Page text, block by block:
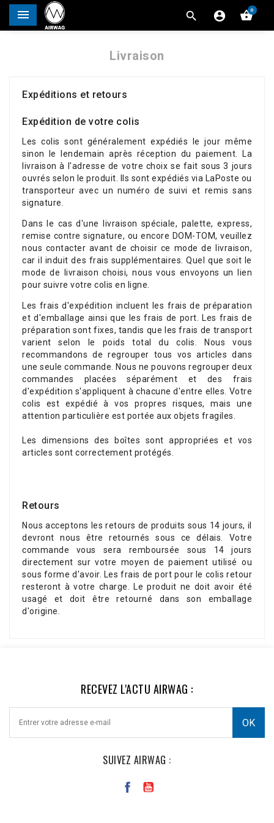
 0



Livraison
Expéditions et retours
Expédition de votre colis
Les colis sont généralement expédiés le jour même
sinon le lendemain après réception du paiement. La
livraison à l'adresse de votre choix se fait sous 3 jours
ouvrés selon le produit. Ils sont expédiés via LaPoste ou
transporteur avec un numéro de suivi et remis sans
signature.
Dans le cas d'une livraison spéciale, palette, express,
remise contre signature, ou encore DOM-TOM, veuillez
nous contacter avant de choisir ce mode de livraison,
car il induit des frais supplémentaires. Quel que soit le
mode de livraison choisi, nous vous envoyons un lien
pour suivre votre colis en ligne.
Les frais d'expédition incluent les frais de préparation
et d'emballage ainsi que les frais de port. Les frais de
préparation sont fixes, tandis que les frais de transport
varient selon le poids total du colis. Nous vous
recommandons de regrouper tous vos articles dans
une seule commande. Nous ne pouvons regrouper deux
commandes placées séparément et des frais
d'expédition s'appliquent à chacune d'entre elles. Votre
colis est expédié à vos propres risques, mais une
attention particulière est portée aux objets fragiles.
Les dimensions des boîtes sont appropriées et vos
articles sont correctement protégés.
Retours
Nous acceptons les retours de produits sous 14 jours, il
devront nous être retournés sous ce délais. Votre
commande vous sera remboursée sous 14 jours
directement sur votre moyen de paiement utilisé ou
sous forme d'avoir. Les frais de port pour le colis retour
resteront à votre charge. Le produit ne doit avoir été
usagé et doit être retourné dans son emballage
d'origine.
RECEVEZ L'ACTU AIRWAG :
SUIVEZ AIRWAG :